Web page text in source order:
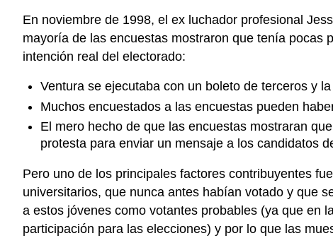
En noviembre de 1998, el ex luchador profesional
mayoría de las encuestas mostraron que tenía pocas
intención real del electorado:
Ventura se ejecutaba con un boleto de terceros y
Muchos encuestados a las encuestas pueden
El mero hecho de que las encuestas mostraran
protesta para enviar un mensaje a los candidatos
Pero uno de los principales factores contribuyentes
universitarios, que nunca antes habían votado y que
a estos jóvenes como votantes probables (ya que en
participación para las elecciones) y por lo que las